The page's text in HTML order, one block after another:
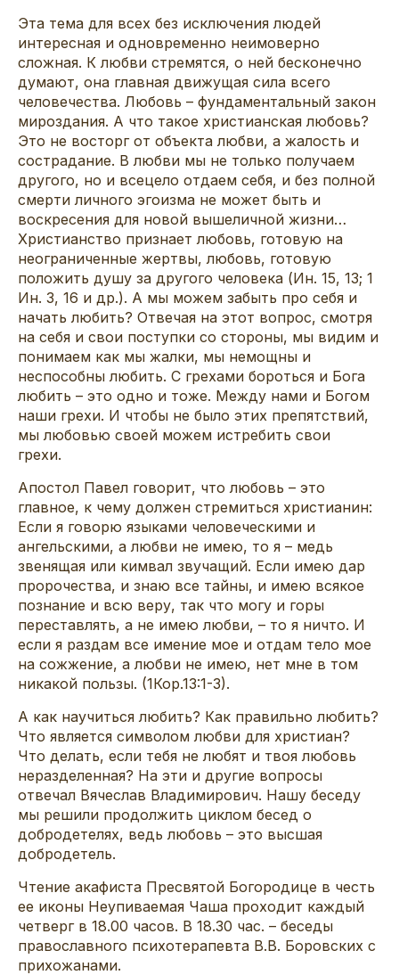
Эта тема для всех без исключения людей
интересная и одновременно неимоверно
сложная. К любви стремятся, о ней бесконечно
думают, она главная движущая сила всего
человечества. Любовь – фундаментальный закон
мироздания. А что такое христианская любовь?
Это не восторг от объекта любви, а жалость и
сострадание. В любви мы не только получаем
другого, но и всецело отдаем себя, и без полной
смерти личного эгоизма не может быть и
воскресения для новой вышеличной жизни…
Христианство признает любовь, готовую на
неограниченные жертвы, любовь, готовую
положить душу за другого человека (Ин. 15, 13; 1
Ин. 3, 16 и др.). А мы можем забыть про себя и
начать любить? Отвечая на этот вопрос, смотря
на себя и свои поступки со стороны, мы видим и
понимаем как мы жалки, мы немощны и
неспособны любить. С грехами бороться и Бога
любить – это одно и тоже. Между нами и Богом
наши грехи. И чтобы не было этих препятствий,
мы любовью своей можем истребить свои
грехи.
Апостол Павел говорит, что любовь – это
главное, к чему должен стремиться христианин:
Если я говорю языками человеческими и
ангельскими, а любви не имею, то я – медь
звенящая или кимвал звучащий. Если имею дар
пророчества, и знаю все тайны, и имею всякое
познание и всю веру, так что могу и горы
переставлять, а не имею любви, – то я ничто. И
если я раздам все имение мое и отдам тело мое
на сожжение, а любви не имею, нет мне в том
никакой пользы. (1Кор.13:1-3).
А как научиться любить? Как правильно любить?
Что является символом любви для христиан?
Что делать, если тебя не любят и твоя любовь
неразделенная? На эти и другие вопросы
отвечал Вячеслав Владимирович. Нашу беседу
мы решили продолжить циклом бесед о
добродетелях, ведь любовь – это высшая
добродетель.
Чтение акафиста Пресвятой Богородице в честь
ее иконы Неупиваемая Чаша проходит каждый
четверг в 18.00 часов. В 18.30 час. – беседы
православного психотерапевта В.В. Боровских с
прихожанами.